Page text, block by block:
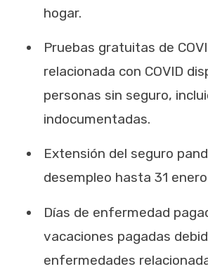
hogar.
Pruebas gratuitas de
relacionada con COVID
personas sin seguro,
indocumentadas.
Extensión del seguro
desempleo hasta 31
Días de enfermedad
vacaciones pagadas
enfermedades